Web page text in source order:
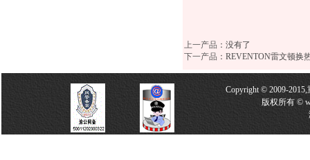
上一产品 ：没有了
下一产品 ： REVENTON雷文顿换
Copyright © 2009-
版权所有 ©